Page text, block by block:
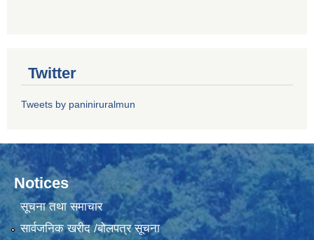
Twitter
Tweets by paniniruralmun
Notices
सूचना तथा समाचार
सार्वजनिक खरीद /बोलपत्र सूचना